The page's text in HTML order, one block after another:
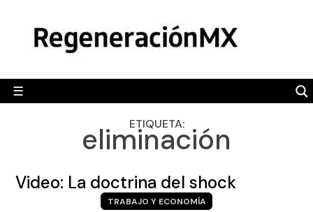
content
☰
POLÍTICA
CAMALEÓN
OPINIÓN
ENGLISH SECTION
ETIQUETA:
eliminación
Video: La doctrina del shock
TRABAJO Y ECONOMÍA